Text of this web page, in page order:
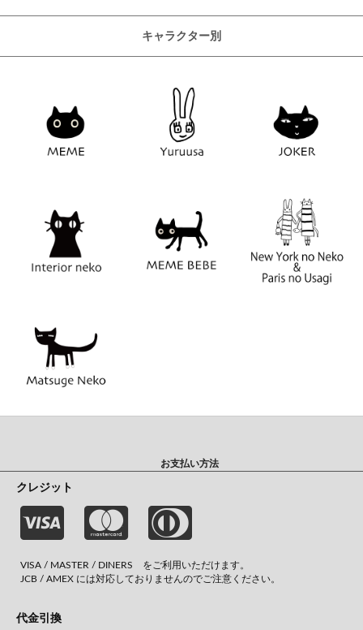
キャラクター別
お支払い方法
クレジット
VISA / MASTER / DINERS をご利用いただけます。
JCB / AMEX には対応しておりませんのでご注意ください。
代金引換